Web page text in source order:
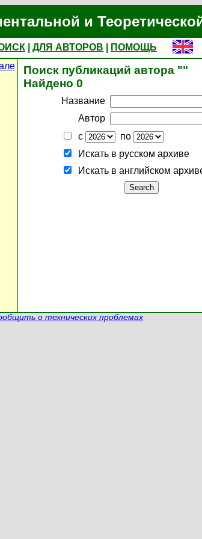
и
ДЛЯ АВТОРОВ
ПОМОЩЬ
Поиск публикаций автора ""
Найдено 0
Название
Автор
с
по
Искать в русском архиве
Искать в английском
о технических проблемах